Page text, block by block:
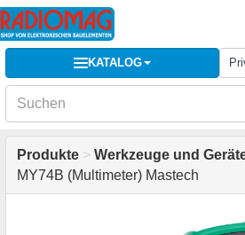
KATALOG
Produkte > Werkzeuge und
MY74B (Multimeter) Mastech